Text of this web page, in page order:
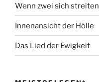
Wenn zwei sich streiten
Innenansicht der Hölle
Das Lied der Ewigkeit